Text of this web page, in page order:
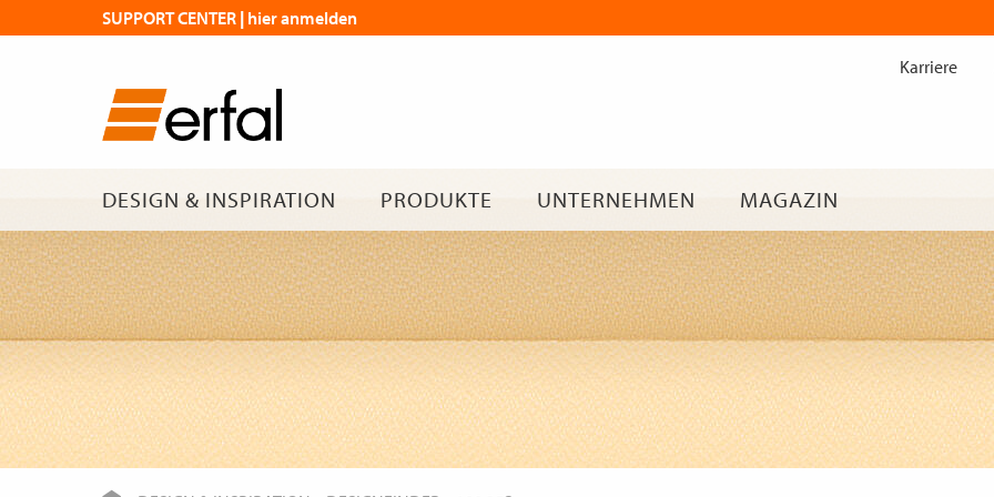
Inhalt
DESIGN & INSPIRATION PRODUKTE UNTERNEHMEN MAGAZIN
Karriere
SUPPORT CENTER | hier anmelden